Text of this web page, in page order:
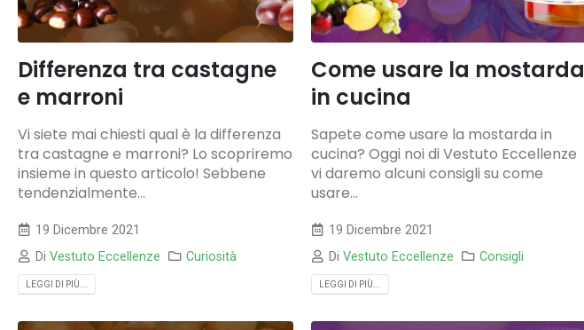
Differenza tra castagne
e marroni
Vi siete mai chiesti qual è la differenza
tra castagne e marroni? Lo scopriremo
insieme in questo articolo! Sebbene
tendenzialmente...
19 Dicembre 2021
DiVestuto Eccellenze Curiosità
LEGGI DI PIÙ...
Come usare la mostarda
in cucina
Sapete come usare la mostarda in
cucina? Oggi noi di Vestuto Eccellenze
vi daremo alcuni consigli su come
usare...
19 Dicembre 2021
DiVestuto Eccellenze Consigli
LEGGI DI PIÙ...